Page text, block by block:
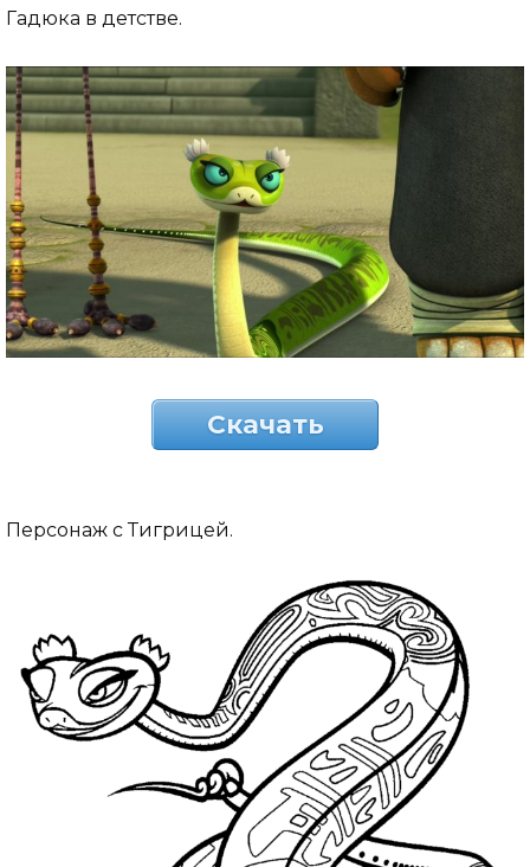
Гадюка в детстве.
Скачать
Персонаж с Тигрицей.